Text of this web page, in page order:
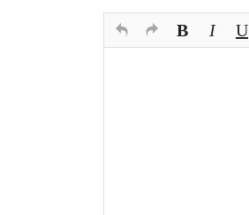
Texte du commentaire